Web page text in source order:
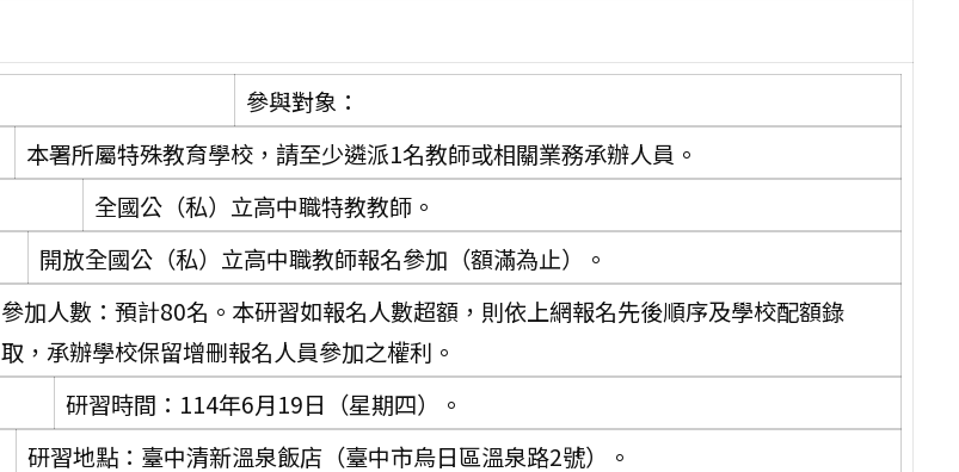
參與對象：
本署所屬特殊教育學校，請至少遴派1名教師或相關業務承辦人員。
全國公（私）立高中職特教教師。
開放全國公（私）立高中職教師報名參加（額滿為止）。
參加人數：預計80名。本研習如報名人數超額，則依上網報名先後順序及學校配額錄
取，承辦學校保留增刪報名人員參加之權利。
研習時間：114年6月19日（星期四）。
研習地點：臺中清新溫泉飯店（臺中市烏日區溫泉路2號）。